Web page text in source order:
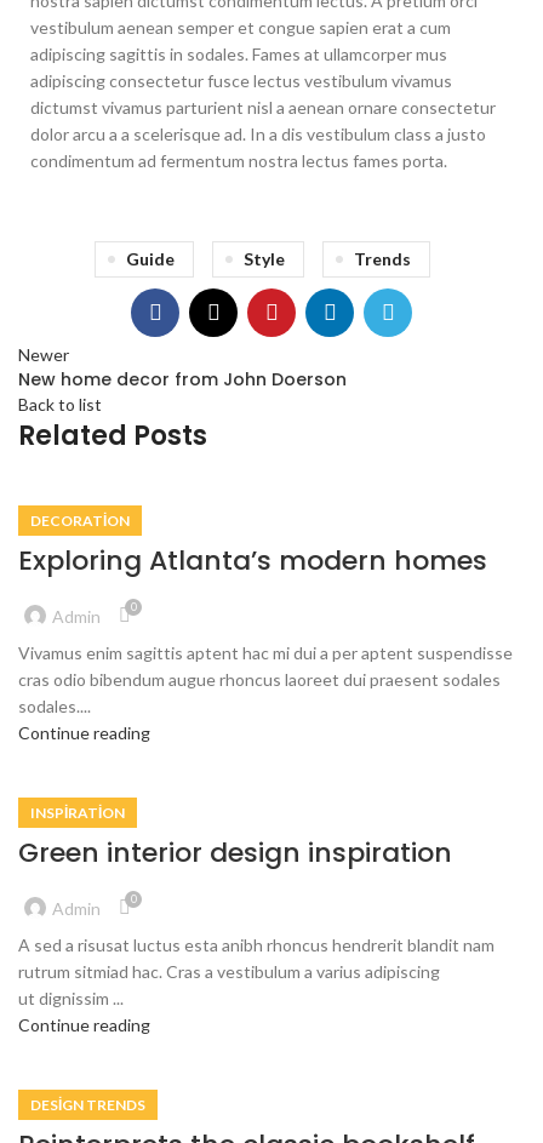
vestibulum aenean semper et congue sapien erat a cum
adipiscing sagittis in sodales. Fames at ullamcorper mus
adipiscing consectetur fusce lectus vestibulum vivamus
dictumst vivamus parturient nisl a aenean ornare consectetur
dolor arcu a a scelerisque ad. In a dis vestibulum class a justo
condimentum ad fermentum nostra lectus fames porta.
Guide Style Trends
Newer
New home decor from John Doerson
Back to list
Related Posts
DECORATION
Exploring Atlanta’s modern homes
Admin 0
Vivamus enim sagittis aptent hac mi dui a per aptent suspendisse
cras odio bibendum augue rhoncus laoreet dui praesent sodales
sodales....
Continue reading
INSPIRATION
Green interior design inspiration
Admin 0
A sed a risusat luctus esta anibh rhoncus hendrerit blandit nam
rutrum sitmiad hac. Cras a vestibulum a varius adipiscing
ut dignissim ...
Continue reading
DESIGN TRENDS